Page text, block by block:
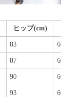
ヒップ(cm)
83
87
90
93